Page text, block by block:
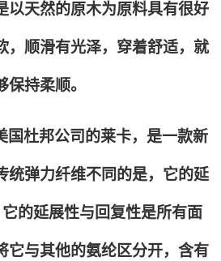
以天然的原木为原料具有很好
，顺滑有光泽，穿着舒适，就
持柔顺。
国杜邦公司的莱卡，是一款新
统弹力纤维不同的是，它的延
的延展性与回复性是所有面
它与其他的氨纶区分开，含有